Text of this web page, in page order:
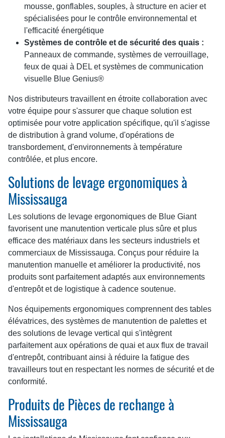
mousse, gonflables, souples, à structure en acier et
spécialisées pour le contrôle environnemental et
l'efficacité énergétique
Systèmes de contrôle et de sécurité des quais :
Panneaux de commande, systèmes de verrouillage,
feux de quai à DEL et systèmes de communication
visuelle Blue Genius®
Nos distributeurs travaillent en étroite collaboration avec
votre équipe pour s'assurer que chaque solution est
optimisée pour votre application spécifique, qu'il s'agisse
de distribution à grand volume, d'opérations de
transbordement, d'environnements à température
contrôlée, et plus encore.
Solutions de levage ergonomiques à
Mississauga
Les solutions de levage ergonomiques de Blue Giant
favorisent une manutention verticale plus sûre et plus
efficace des matériaux dans les secteurs industriels et
commerciaux de Mississauga. Conçus pour réduire la
manutention manuelle et améliorer la productivité, nos
produits sont parfaitement adaptés aux environnements
d'entrepôt et de logistique à cadence soutenue.
Nos équipements ergonomiques comprennent des tables
élévatrices, des systèmes de manutention de palettes et
des solutions de levage vertical qui s'intègrent
parfaitement aux opérations de quai et aux flux de travail
d'entrepôt, contribuant ainsi à réduire la fatigue des
travailleurs tout en respectant les normes de sécurité et de
conformité.
Produits de Pièces de rechange à
Mississauga